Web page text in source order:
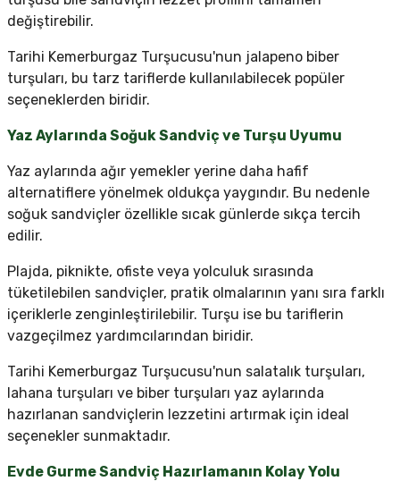
değiştirebilir.
Tarihi Kemerburgaz Turşucusu'nun jalapeno biber
turşuları, bu tarz tariflerde kullanılabilecek popüler
seçeneklerden biridir.
Yaz Aylarında Soğuk Sandviç ve Turşu Uyumu
Yaz aylarında ağır yemekler yerine daha hafif
alternatiflere yönelmek oldukça yaygındır. Bu nedenle
soğuk sandviçler özellikle sıcak günlerde sıkça tercih
edilir.
Plajda, piknikte, ofiste veya yolculuk sırasında
tüketilebilen sandviçler, pratik olmalarının yanı sıra farklı
içeriklerle zenginleştirilebilir. Turşu ise bu tariflerin
vazgeçilmez yardımcılarından biridir.
Tarihi Kemerburgaz Turşucusu'nun salatalık turşuları,
lahana turşuları ve biber turşuları yaz aylarında
hazırlanan sandviçlerin lezzetini artırmak için ideal
seçenekler sunmaktadır.
Evde Gurme Sandviç Hazırlamanın Kolay Yolu